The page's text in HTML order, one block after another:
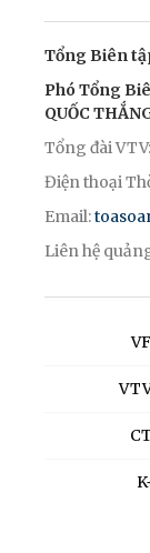
Tổng Biên
Phó Tổng
QUỐC
Tổng đài
Điện thoại
Email:
Liên hệ